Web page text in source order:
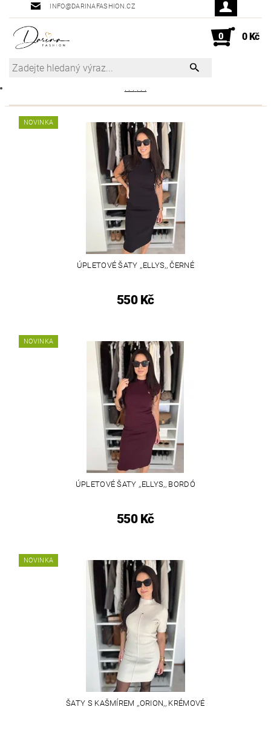
INFO@DARINAFASHION.CZ
0 0 Kč
NOVINKA
ÚPLETOVÉ ŠATY ,,ELLYS,, ČERNÉ
550 Kč
NOVINKA
ÚPLETOVÉ ŠATY ,,ELLYS,, BORDÓ
550 Kč
NOVINKA
ŠATY S KAŠMÍREM ,,ORION,, KRÉMOVÉ